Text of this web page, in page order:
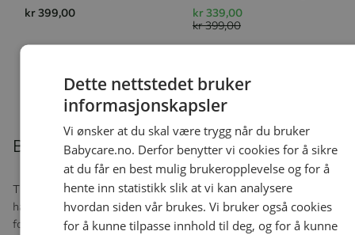
Beskrivelse
Tickess Human: er løsningen for voksne som er på tur i skog og
hagen, er på camping etc. Fra den aktiveres har du 3000 timer uten
for flått! Perfekt for voksne i alle aldre. Festes utenpå klærne, på
kr 399,00
kr 339,00
kr 399,00
Dette nettstedet bruker
informasjonskapsler
Vi ønsker at du skal være trygg når du bruker
Babycare.no. Derfor benytter vi cookies for å sikre
at du får en best mulig brukeropplevelse og for å
hente inn statistikk slik at vi kan analysere
hvordan siden vår brukes. Vi bruker også cookies
for å kunne tilpasse innhold til deg, og for å kunne